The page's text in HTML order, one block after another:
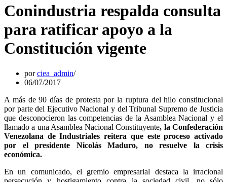
Conindustria respalda consulta
para ratificar apoyo a la
Constitución vigente
porciea_admin
06/07/2017
A más de 90 días de protesta por la ruptura del hilo constitucional
por parte del Ejecutivo Nacional y del Tribunal Supremo de Justicia
que desconocieron las competencias de la Asamblea Nacional y el
llamado a una Asamblea Nacional Constituyente, la Confederación
Venezolana de Industriales reitera que este proceso activado
por el presidente Nicolás Maduro, no resuelve la crisis
económica.
En un comunicado, el gremio empresarial destaca la irracional